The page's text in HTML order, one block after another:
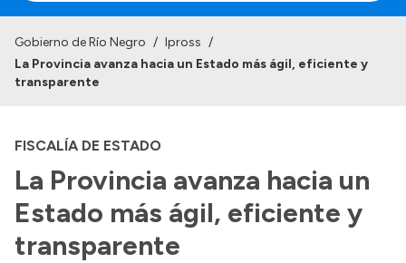
Institucional
Autoridades
Delegaciones
Consultorios Propios
Gobierno de Río Negro / Ipross /
La Provincia avanza hacia un Estado más ágil, eficiente y
transparente
FISCALÍA DE ESTADO
La Provincia avanza hacia un
Estado más ágil, eficiente y
transparente